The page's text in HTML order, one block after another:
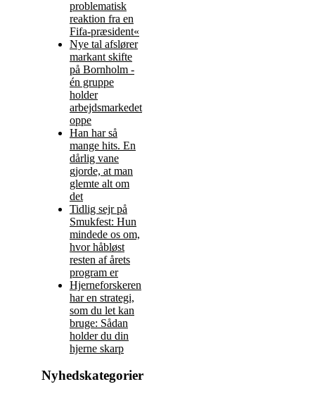
problematisk
reaktion fra en
Fifa-præsident«
Nye tal afslører
markant skifte
på Bornholm -
én gruppe
holder
arbejdsmarkedet
oppe
Han har så
mange hits. En
dårlig vane
gjorde, at man
glemte alt om
det
Tidlig sejr på
Smukfest: Hun
mindede os om,
hvor håbløst
resten af årets
program er
Hjerneforskeren
har en strategi,
som du let kan
bruge: Sådan
holder du din
hjerne skarp
Nyhedskategorier